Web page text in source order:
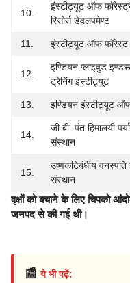
10.
इंस्टीट्यूट ऑफ
रिसोर्स डेवलपमेण्ट
11. इंस्टीट्यूट ऑफ फॉरेस्ट
12.
इण्डियन प्लाइवुड
ट्रेनिंग इंस्टीट्यूट
13. इण्डियन इंस्टीट्यूट
14.
जी.बी. पंत हिमालयी
संस्थान
15.
उष्णकटिबंधीय
संस्थान
वृक्षों को बचाने के लिए चिपको
जनपद से की गई थी।
📰ये भी पढ़ें: